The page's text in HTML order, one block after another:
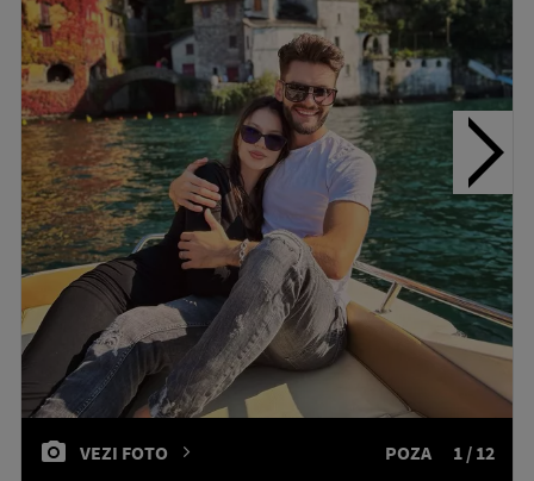
VEZI FOTO POZA 1 / 12